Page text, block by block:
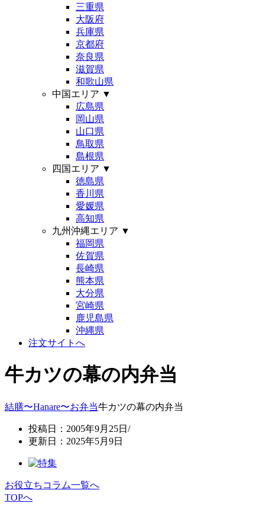
三重県
大阪府
兵庫県
京都府
奈良県
滋賀県
和歌山県
中国エリア ▼
広島県
岡山県
山口県
鳥取県
島根県
四国エリア ▼
徳島県
香川県
愛媛県
高知県
九州沖縄エリア ▼
福岡県
佐賀県
長崎県
熊本県
大分県
宮崎県
鹿児島県
沖縄県
注文サイトへ
牛カツの幕の内弁当
結膳〜Hanare〜お弁当牛カツの幕の内弁当
投稿日：2005年9月25日/
更新日：2025年5月9日
お役立ちコラム一覧へ
TOPへ